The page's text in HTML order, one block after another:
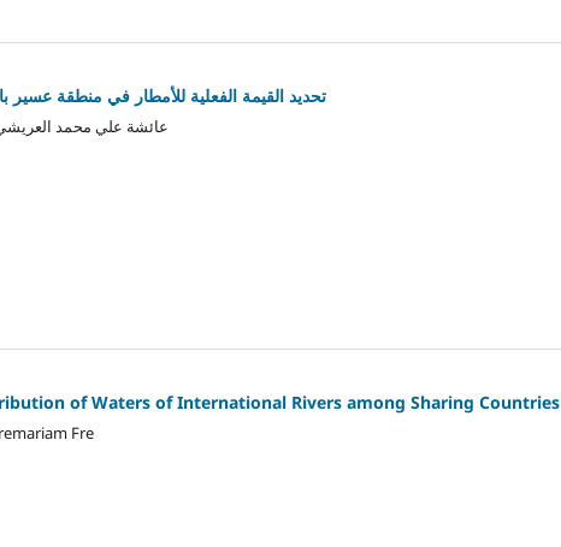
تحديد القيمة الفعلية للأمطار في منطقة عسير
عائشة علي محمد
of Waters of International Rivers among Sharing Countries
Fre